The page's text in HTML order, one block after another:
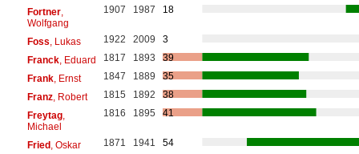
Fortner,
Wolfgang
1907 1987 18
Foss , Lukas 1922 2009
3
Franck, Eduard 1817 1893
39
Frank, Ernst 1847 1889
35
Franz, Robert 1815 1892
38
Freytag,
Michael
1816 1895 41
Fried, Oskar 1871 1941
54